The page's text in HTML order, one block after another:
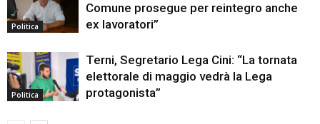
Politica
Comune prosegue per reintegro anche
ex lavoratori”
Politica
Terni, Segretario Lega Cini: “La tornata
elettorale di maggio vedrà la Lega
protagonista”